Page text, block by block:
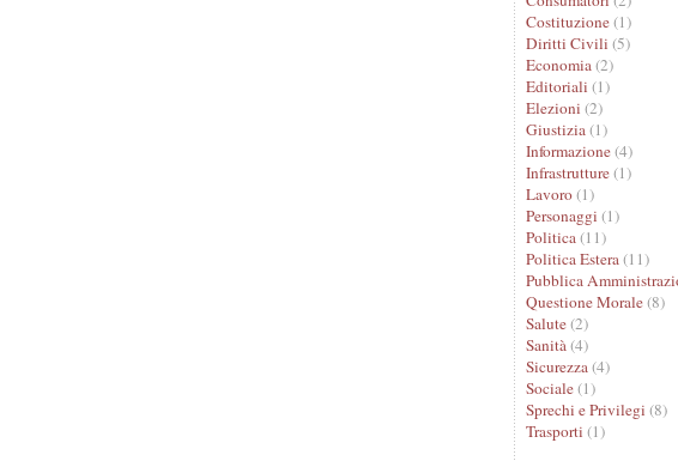
Costituzione(1)
Diritti Civili (5)
Economia(2)
Editoriali (1)
Elezioni (2)
Giustizia(1)
Informazione(4)
Infrastrutture(1)
Lavoro(1)
Personaggi (1)
Politica(11)
Politica Estera(11)
Pubblica
Questione Morale(8)
Salute(2)
Sanità(4)
Sicurezza(4)
Sociale(1)
Sprechi e Privilegi (8)
Trasporti (1)